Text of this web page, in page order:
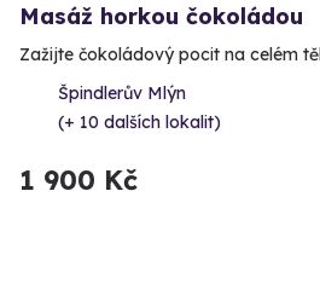
Masáž horkou čokoládou
Zažijte čokoládový pocit na celém
Špindlerův Mlýn
(+ 10 dalších lokalit)
1 900 Kč